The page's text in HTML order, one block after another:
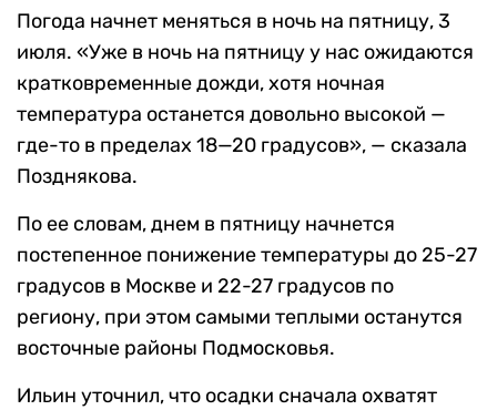
Погода начнет меняться в ночь на пятницу, 3
июля. «Уже в ночь на пятницу у нас ожидаются
кратковременные дожди, хотя ночная
температура останется довольно высокой —
где-то в пределах 18—20 градусов», — сказала
Позднякова.
По ее словам, днем в пятницу начнется
постепенное понижение температуры до 25-27
градусов в Москве и 22-27 градусов по
региону, при этом самыми теплыми останутся
восточные районы Подмосковья.
Ильин уточнил, что осадки сначала охватят